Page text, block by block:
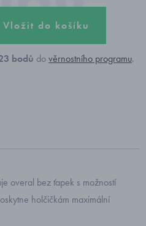
Vložit do košíku
bodů dověrnostního programu.
overal bez ťapek s možností
holčičkám maximální